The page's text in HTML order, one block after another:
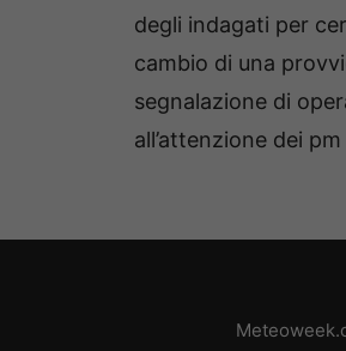
degli indagati per
cambio di una
segnalazione di
all’attenzione dei